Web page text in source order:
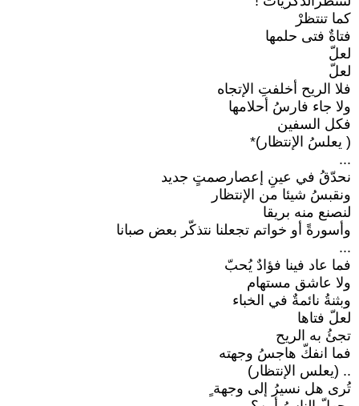
كما تنتظرْ
فتاةٌ فتى حلمها
لعلّ
لعلّ
فلا الريح أخلفتِ الإتجاه
ولا جاء فارسُ أحلامها
فكل السفين
( يعلسُ الإنتظار)*
...
نحدّقُ في عينِ إعصارصمتٍ جديد
ونقبسُ شيئا من الإنتظار
لنصنع منه بريقا
وأسورةً أو خواتم تجعلنا نتذكّر بعض صبانا
...
فما عاد فينا فؤادٌ يُحبّ
ولا عاشق مستهام
وبثنةُ نائمةٌ في الخباء
لعلّ فتاها
تجئُ به الريح
فما انفكّ هاجسُ وجهته
.. (يعلس الإنتظار)
تُرى هل نسيرُ إلى وجهة ٍ